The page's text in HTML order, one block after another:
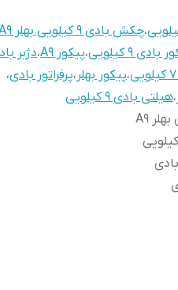
،چکش بادی 9 کیلویی بهلر A9
بادی 9 کیلویی ،پیکور A9 ،دژبر
،پیکور بهلر ،پرفراتور بادی،
،هیلتی بادی 9 کیلویی